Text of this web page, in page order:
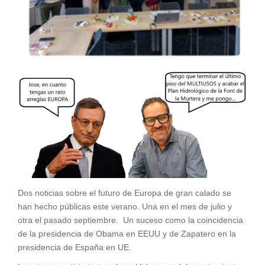
Dos noticias sobre el futuro de Europa de gran calado se
han hecho públicas este verano. Una en el mes de julio y
otra el pasado septiembre. Un suceso como la coincidencia
de la presidencia de Obama en EEUU y de Zapatero en la
presidencia de España en UE.